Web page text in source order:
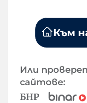
Към
Или
сайтове:
БНР